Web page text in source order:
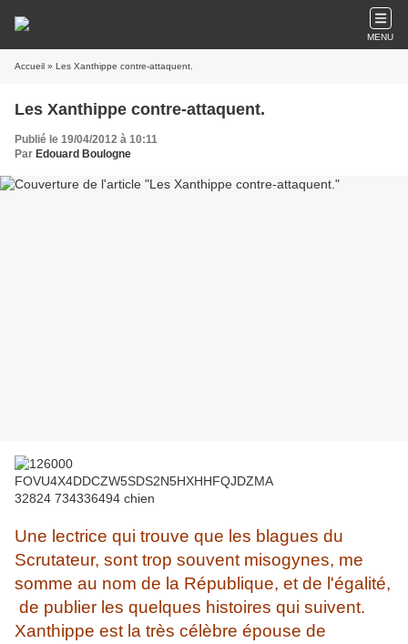
MENU
Accueil » Les Xanthippe contre-attaquent.
Les Xanthippe contre-attaquent.
Publié le 19/04/2012 à 10:11
Par Edouard Boulogne
Une lectrice qui trouve que les blagues du
Scrutateur, sont trop souvent misogynes, me
somme au nom de la République, et de l'égalité,
de publier les quelques histoires qui suivent.
Xanthippe est la très célèbre épouse de